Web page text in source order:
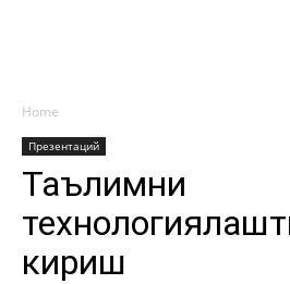
Home
Презентаций
Таълимни
кириш